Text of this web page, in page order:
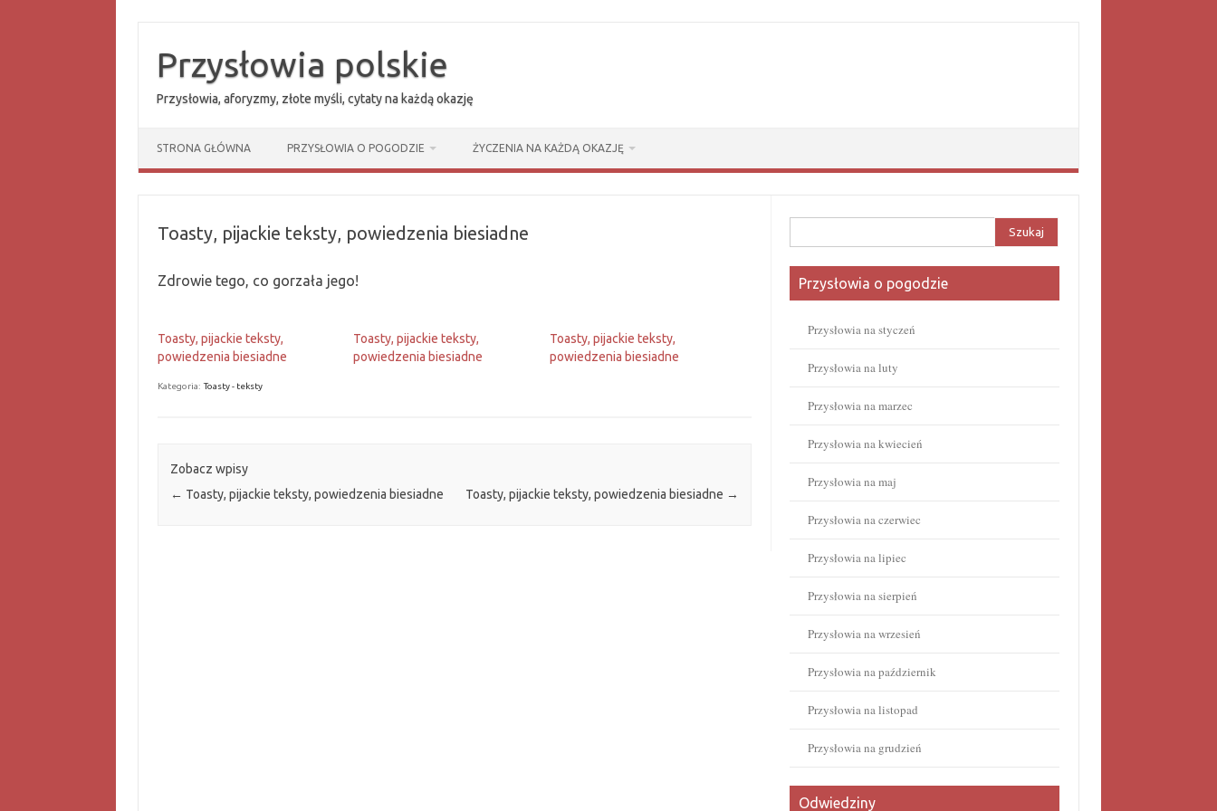
treściPrzysłowia polskie
Przysłowia, aforyzmy, złote myśli, cytaty na każdą okazję
STRONA GŁÓWNA PRZYSŁOWIA O POGODZIE ŻYCZENIA NA KAŻDĄ OKAZJĘ
Toasty, pijackie teksty, powiedzenia biesiadne
Zdrowie tego, co gorzała jego!
Toasty, pijackie teksty,
powiedzenia biesiadne
Toasty, pijackie teksty,
powiedzenia biesiadne
Toasty, pijackie teksty,
powiedzenia biesiadne
Kategoria: Toasty - teksty
Zobacz wpisy
← Toasty, pijackie teksty, powiedzenia biesiadne Toasty, pijackie teksty, powiedzenia biesiadne →
Przysłowia o pogodzie
Przysłowia na styczeń
Przysłowia na luty
Przysłowia na marzec
Przysłowia na kwiecień
Przysłowia na maj
Przysłowia na czerwiec
Przysłowia na lipiec
Przysłowia na sierpień
Przysłowia na wrzesień
Przysłowia na październik
Przysłowia na listopad
Przysłowia na grudzień
Odwiedziny